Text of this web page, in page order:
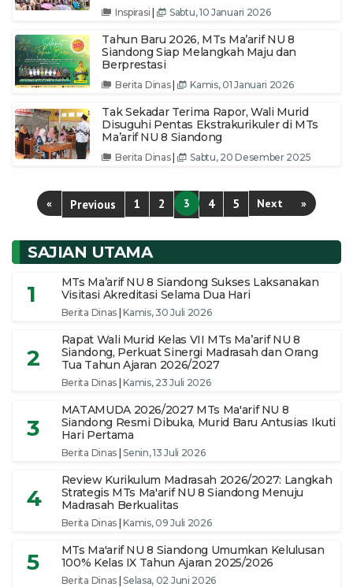
Inspirasi | Sabtu, 10 Januari 2026
Tahun Baru 2026, MTs Ma’arif NU 8
Siandong Siap Melangkah Maju dan
Berprestasi
Berita Dinas| Kamis, 01 Januari 2026
Tak Sekadar Terima Rapor, Wali Murid
Disuguhi Pentas Ekstrakurikuler di MTs
Ma’arif NU 8 Siandong
Berita Dinas| Sabtu, 20 Desember 2025
« Previous 1 2 3 4 5 Next »
SAJIAN UTAMA
1
MTs Ma’arif NU 8 Siandong Sukses Laksanakan
Visitasi Akreditasi Selama Dua Hari
Berita Dinas |Kamis, 30 Juli 2026
2
Rapat Wali Murid Kelas VII MTs Ma’arif NU 8
Siandong, Perkuat Sinergi Madrasah dan Orang
Tua Tahun Ajaran 2026/2027
Berita Dinas |Kamis, 23 Juli 2026
3
MATAMUDA 2026/2027 MTs Ma'arif NU 8
Siandong Resmi Dibuka, Murid Baru Antusias Ikuti
Hari Pertama
Berita Dinas |Senin, 13 Juli 2026
4
Review Kurikulum Madrasah 2026/2027: Langkah
Strategis MTs Ma'arif NU 8 Siandong Menuju
Madrasah Berkualitas
Berita Dinas |Kamis, 09 Juli 2026
5
MTs Ma'arif NU 8 Siandong Umumkan Kelulusan
100% Kelas IX Tahun Ajaran 2025/2026
Berita Dinas |Selasa, 02 Juni 2026